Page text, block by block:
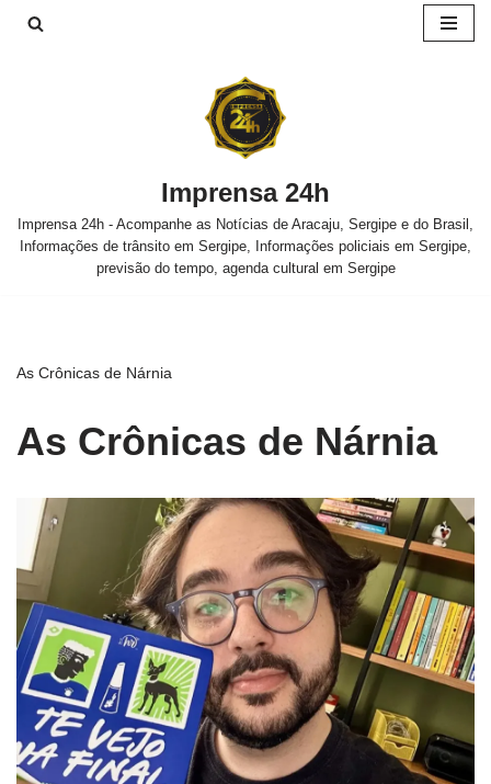
Imprensa 24h
Imprensa 24h - Acompanhe as Notícias de Aracaju, Sergipe e do Brasil,
Informações de trânsito em Sergipe, Informações policiais em Sergipe,
previsão do tempo, agenda cultural em Sergipe
As Crônicas de Nárnia
As Crônicas de Nárnia